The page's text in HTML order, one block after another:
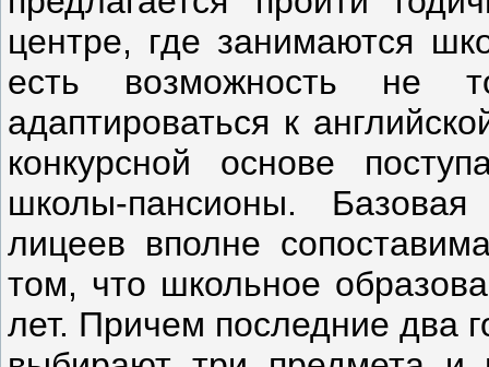
центре, где занимаются
есть возможность не
адаптироваться к
конкурсной основе
школы-пансионы.
лицеев вполне
том, что школьное
лет. Причем последние два